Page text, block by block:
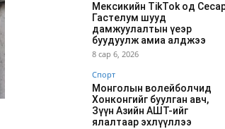
Мексикийн TikTok од
Гастелум шууд
дамжуулалтын үеэр
буудуулж амиа алджээ
8 сар 6, 2026
Спорт
Монголын волейболчид
Хонконгийг буулган авч,
Зүүн Азийн АШТ-ийг
ялалтаар эхлүүллээ